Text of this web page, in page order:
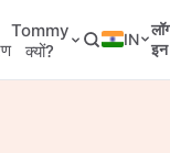
Tommy
क्यों?
IN
इन